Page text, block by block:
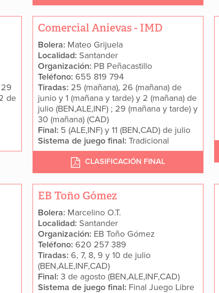
de
Comercial Anievas - IMD
Bolera: Mateo Grijuela
Localidad: Santander
Organización: PB Peñacastillo
Teléfono: 655 819 794
Tiradas: 25 (mañana), 26 (mañana) de
junio y 1 (mañana y tarde) y 2 (mañana) de
julio (BEN,ALE,INF) ; 29 (mañana y tarde) y
30 (mañana) (CAD)
Final: 5 (ALE,INF) y 11 (BEN,CAD) de julio
Sistema de juego final: Tradicional
CLASIFICACIÓN FINAL
EB Toño Gómez
Bolera: Marcelino O.T.
Localidad: Santander
Organización: EB Toño Gómez
Teléfono: 620 257 389
Tiradas: 6, 7, 8, 9 y 10 de julio
(BEN,ALE,INF,CAD)
Final: 3 de agosto (BEN,ALE,INF,CAD)
Sistema de juego final: Final Juego Libre